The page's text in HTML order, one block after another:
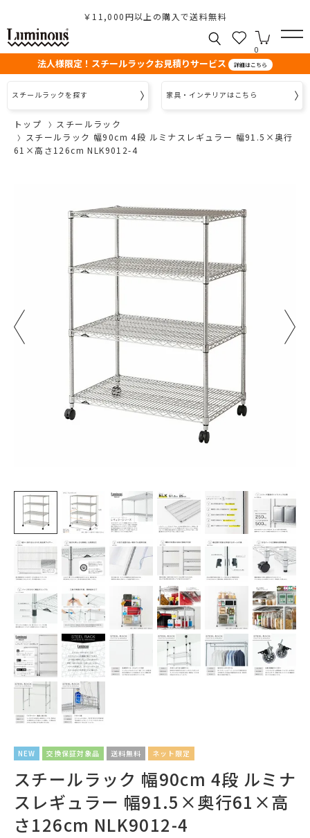
￥11,000円以上の購入で送料無料
0
法人様限定！スチールラックお見積りサービス 詳細はこちら
スチールラックを探す 家具・インテリアはこちら
トップ
スチールラック
スチールラック 幅90cm 4段 ルミナスレギュラー 幅91.5×奥行
61×高さ126cm NLK9012-4
NEW 交換保証対象品 送料無料 ネット限定
スチールラック 幅90cm 4段 ルミナ
スレギュラー 幅91.5×奥行61×高
さ126cm NLK9012-4